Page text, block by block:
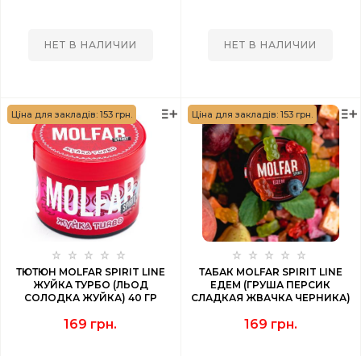
НЕТ В НАЛИЧИИ НЕТ В НАЛИЧИИ
Ціна для закладів: 153 грн.
ТЮТЮН MOLFAR SPIRIT LINE
ЖУЙКА ТУРБО (ЛЬОД
СОЛОДКА ЖУЙКА) 40 ГР
169 грн.
Ціна для закладів: 153 грн.
ТАБАК MOLFAR SPIRIT LINE
ЕДЕМ (ГРУША ПЕРСИК
СЛАДКАЯ ЖВАЧКА ЧЕРНИКА)
169 грн.